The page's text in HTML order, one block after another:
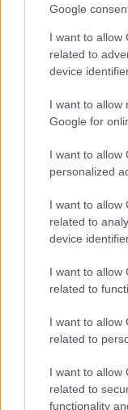
Google
I want to allow
related to
device
I want to allow
Google for
I want to allow
personalized
I want to allow
related to
device
I want to allow
related to
I want to allow
related to
I want to allow
related to
functionality
(ξενοδοχεία,
στιγμή να
προσφορές
Η αλήθεια
προσφέρουν
επισκέπτη,
πρέπει να
Η Ελλάδα έχει
ανάμεσα στους
ταξιδιώτες
απόδραση. Οι
δείχνουν πως η